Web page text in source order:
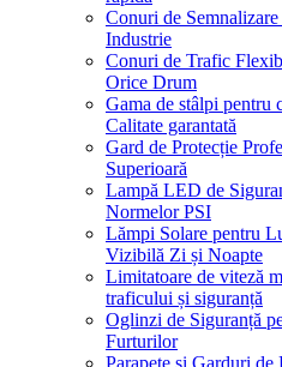
Conuri de
Industrie
Conuri de Trafic
Orice Drum
Gama de stâlpi
Calitate garantată
Gard de Protecție
Superioară
Lampă LED de
Normelor PSI
Lămpi Solare pentru
Vizibilă Zi și Noapte
Limitatoare de viteză
traficului și siguranță
Oglinzi de Siguranță
Furturilor
Parapete și Garduri de